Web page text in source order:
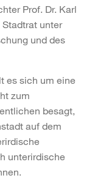
Prof. Dr. Karl
unter
und des
es sich um eine
zum
besagt,
auf dem
unterirdische